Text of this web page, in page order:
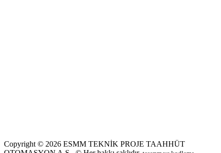
Copyright © 2026 ESMM TEKNİK PROJE TAAHHÜT